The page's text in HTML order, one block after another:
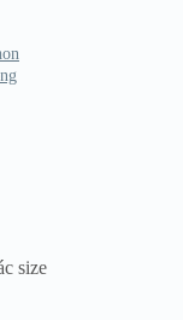
size